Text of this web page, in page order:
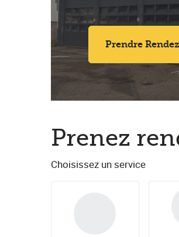
Prendre
Prenez
Choisissez un service